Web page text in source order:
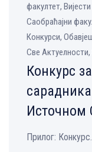
факултет,
Саобраћајни
Конкурси,
Све Aктуелности,
Конкурс
Источном
Прилог: